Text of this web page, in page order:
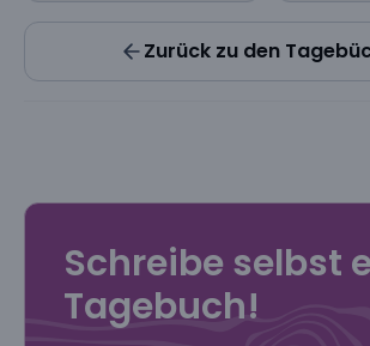
Zurück zu den
Schreibe selbst
Tagebuch!